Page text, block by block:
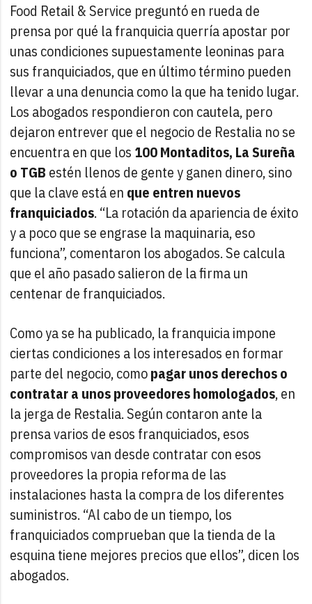
Food Retail & Service preguntó en rueda de
prensa por qué la franquicia querría apostar por
unas condiciones supuestamente leoninas para
sus franquiciados, que en último término pueden
llevar a una denuncia como la que ha tenido lugar.
Los abogados respondieron con cautela, pero
dejaron entrever que el negocio de Restalia no se
encuentra en que los 100 Montaditos, La Sureña
o TGB estén llenos de gente y ganen dinero, sino
que la clave está en que entren nuevos
franquiciados. “La rotación da apariencia de éxito
y a poco que se engrase la maquinaria, eso
funciona”, comentaron los abogados. Se calcula
que el año pasado salieron de la firma un
centenar de franquiciados.
Como ya se ha publicado, la franquicia impone
ciertas condiciones a los interesados en formar
parte del negocio, comopagar unos derechos o
contratar a unos proveedores homologados, en
la jerga de Restalia. Según contaron ante la
prensa varios de esos franquiciados, esos
compromisos van desde contratar con esos
proveedores la propia reforma de las
instalaciones hasta la compra de los diferentes
suministros. “Al cabo de un tiempo, los
franquiciados comprueban que la tienda de la
esquina tiene mejores precios que ellos”, dicen los
abogados.